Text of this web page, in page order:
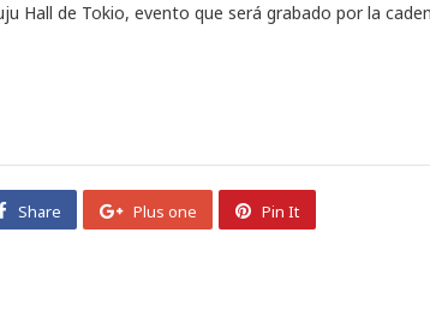
Hall de Tokio, evento que será grabado por la
Share Plus one Pin It